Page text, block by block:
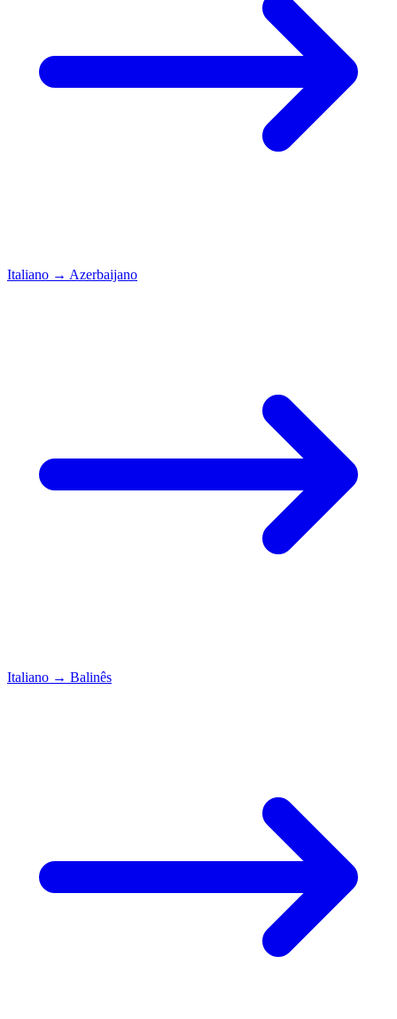
Italiano → Azerbaijano
Italiano → Balinês